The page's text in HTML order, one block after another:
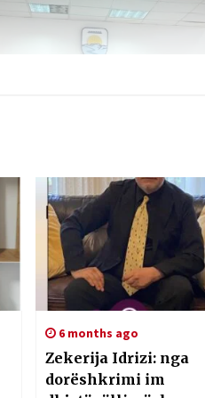
6 months ago
Zekerija Idrizi: nga
dorëshkrimi im